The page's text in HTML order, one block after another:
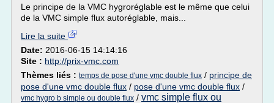
Le principe de la VMC hygroréglable est le même que celui
de la VMC simple flux autoréglable, mais...
Lire la suite
Date: 2016-06-15 14:14:16
Site : http://prix-vmc.com
Thèmes liés : temps de pose d'une vmc double flux / principe de
pose d'une vmc double flux / pose d'une vmc double flux /
vmc hygro b simple ou double flux / vmc simple flux ou